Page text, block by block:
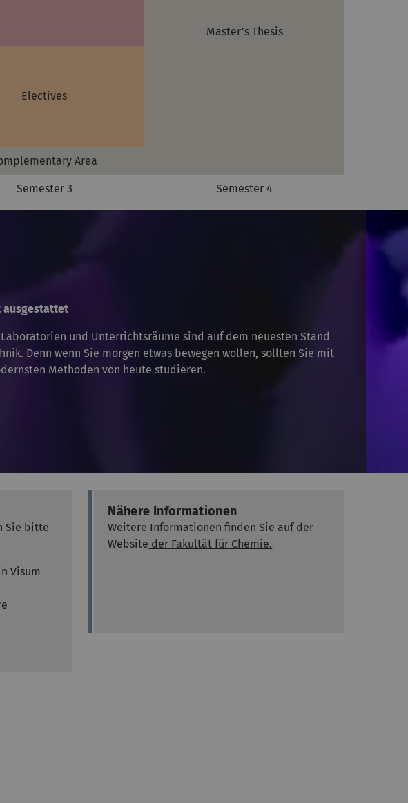
Electives
Area
Semester 3
Master's Thesis
Semester 4
ausgestattet
Laboratorien und Unterrichtsräume sind auf dem neuesten Stand
Denn wenn Sie morgen etwas bewegen wollen, sollten Sie mit
Methoden von heute studieren.
Sie bitte
Visum
Nähere Informationen
Weitere Informationen finden Sie auf der
Website der Fakultät für Chemie.